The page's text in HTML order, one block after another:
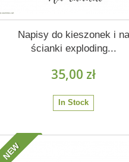
Napisy do kieszonek i na
ścianki exploding...
35,00 zł
In Stock
NEW